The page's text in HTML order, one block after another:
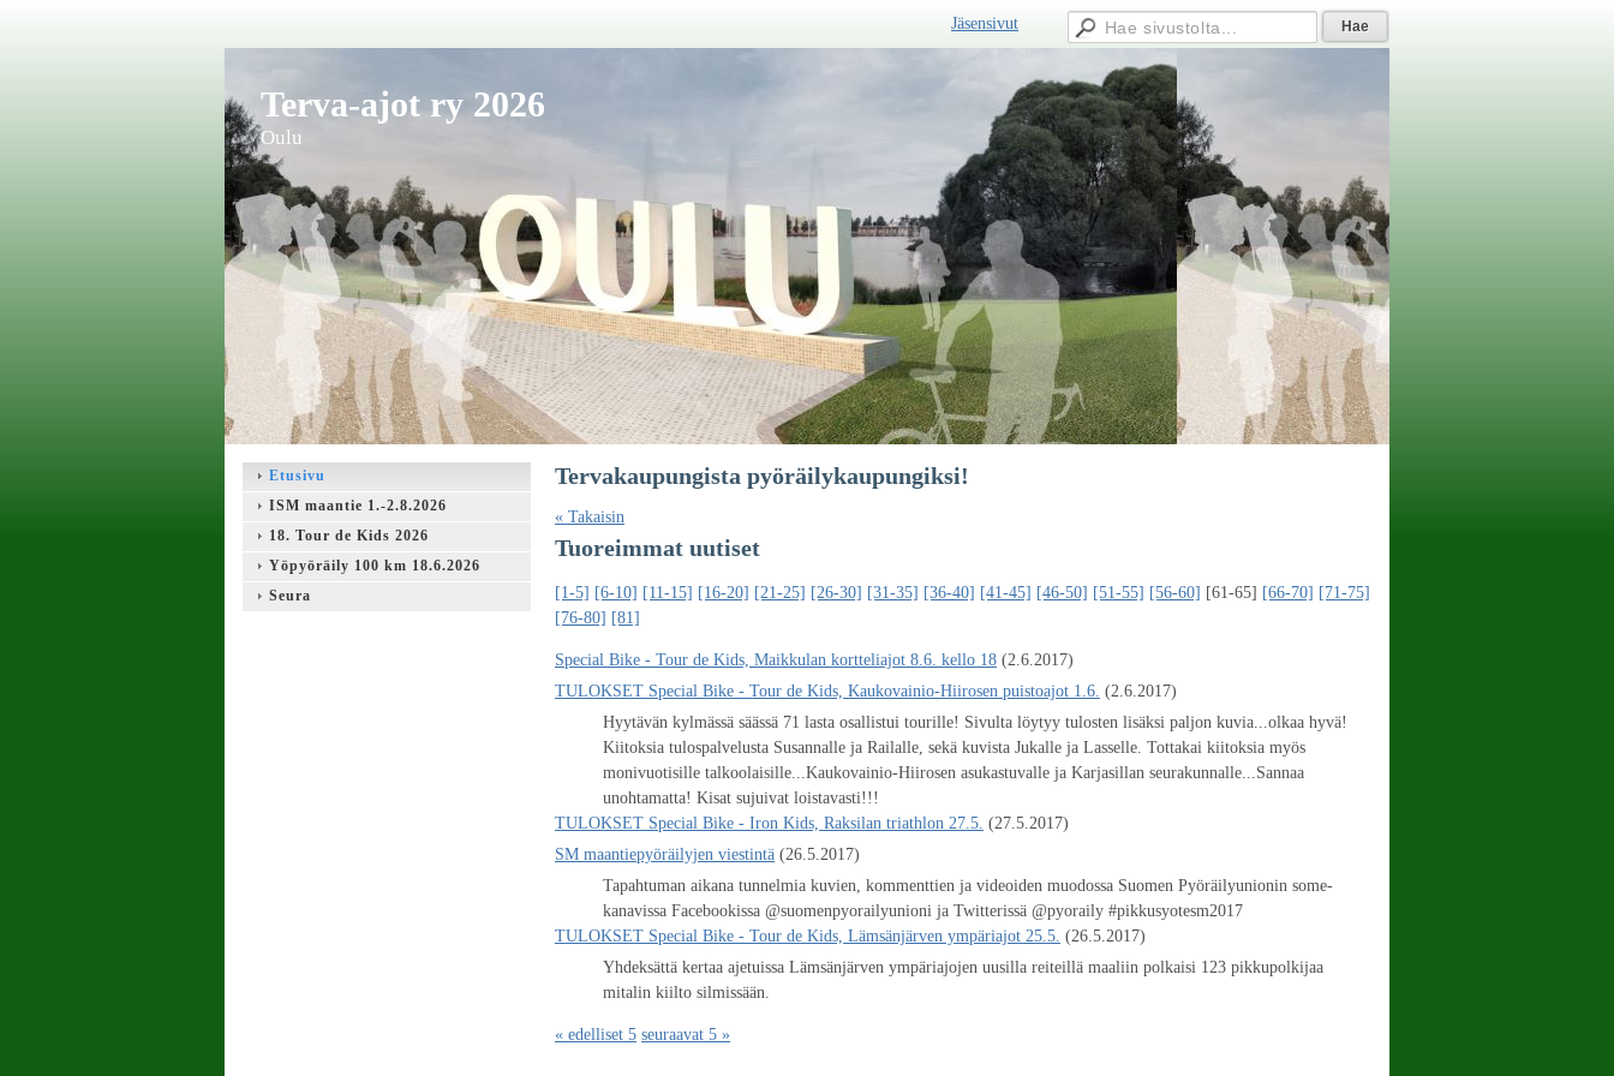
Jäsensivut
Terva-ajot ry 2026
Oulu
Tervakaupungista pyöräilykaupungiksi!
« Takaisin
Tuoreimmat uutiset
[1-5] [6-10] [11-15] [16-20] [21-25] [26-30] [31-35] [36-40] [41-45] [46-50] [51-55] [56-60] [61-65] [66-70] [71-75]
[76-80] [81]
Special Bike - Tour de Kids, Maikkulan kortteliajot 8.6. kello 18 (2.6.2017)
TULOKSET Special Bike - Tour de Kids, Kaukovainio-Hiirosen puistoajot 1.6. (2.6.2017)
Hyytävän kylmässä säässä 71 lasta osallistui tourille! Sivulta löytyy tulosten lisäksi paljon kuvia...olkaa hyvä!
Kiitoksia tulospalvelusta Susannalle ja Railalle, sekä kuvista Jukalle ja Lasselle. Tottakai kiitoksia myös
monivuotisille talkoolaisille...Kaukovainio-Hiirosen asukastuvalle ja Karjasillan seurakunnalle...Sannaa
unohtamatta! Kisat sujuivat loistavasti!!!
TULOKSET Special Bike - Iron Kids, Raksilan triathlon 27.5. (27.5.2017)
SM maantiepyöräilyjen viestintä (26.5.2017)
Tapahtuman aikana tunnelmia kuvien, kommenttien ja videoiden muodossa Suomen Pyöräilyunionin some-
kanavissa Facebookissa @suomenpyorailyunioni ja Twitterissä @pyoraily #pikkusyotesm2017
TULOKSET Special Bike - Tour de Kids, Lämsänjärven ympäriajot 25.5. (26.5.2017)
Yhdeksättä kertaa ajetuissa Lämsänjärven ympäriajojen uusilla reiteillä maaliin polkaisi 123 pikkupolkijaa
mitalin kiilto silmissään.
« edelliset 5 seuraavat 5 »
Etusivu
ISM maantie 1.-2.8.2026
18. Tour de Kids 2026
Yöpyöräily 100 km 18.6.2026
Seura